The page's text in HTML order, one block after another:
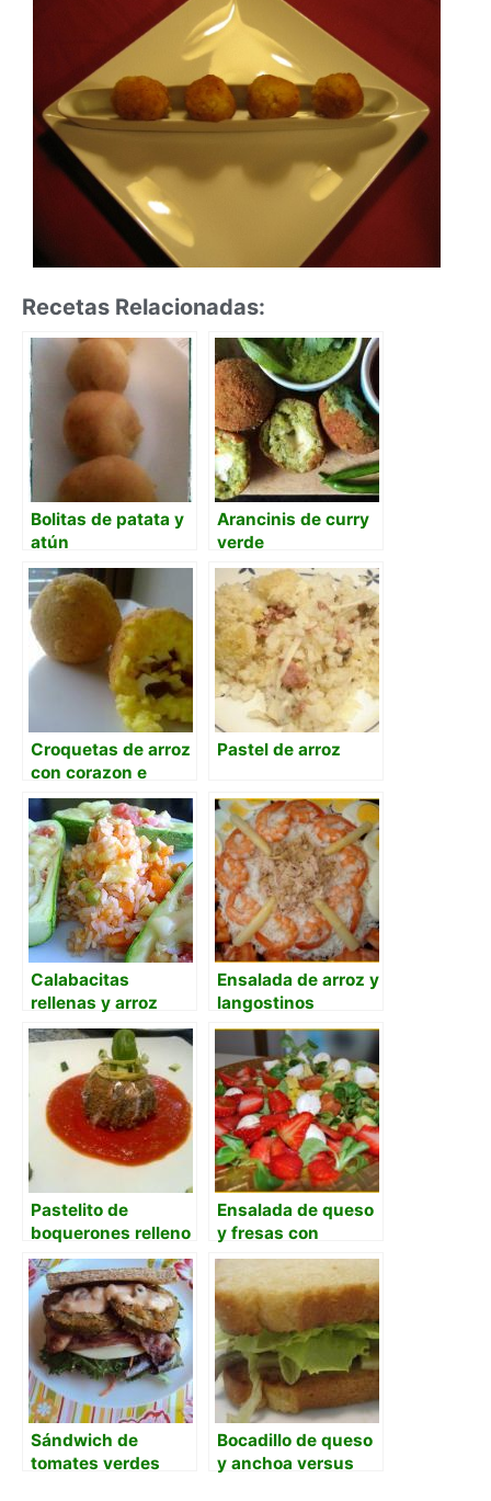
Recetas Relacionadas:
Bolitas de patata y
atún
Arancinis de curry
verde
Croquetas de arroz
con corazon e
mozzarella y
salchicha
Pastel de arroz
Calabacitas
rellenas y arroz
mexicana
Ensalada de arroz y
langostinos
Pastelito de
boquerones relleno
de arroz y
alcachofas al
perfume de limon
con corazon blando
de ricotta
Ensalada de queso
y fresas con
vinagreta de miel
Sándwich de
tomates verdes
Bocadillo de queso
y anchoa versus